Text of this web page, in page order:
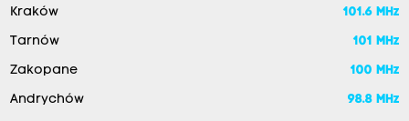
Kraków 101.6 MHz
Tarnów 101 MHz
Zakopane 100 MHz
Andrychów 98.8 MHz